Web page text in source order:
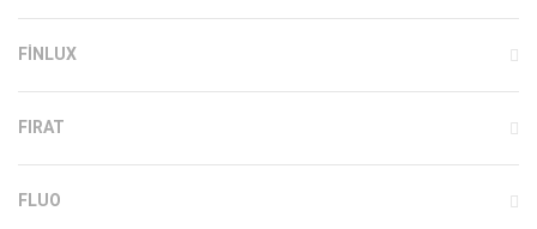
FINLUX
FIRAT
FLUO